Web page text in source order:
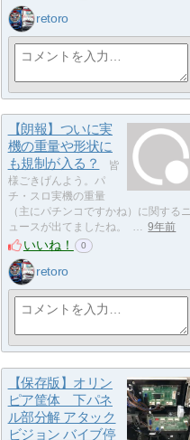
retoro
【朗報】ついに実
機の重量や形状に
も規制が入る？
皆
様ごきげんよう。パ
チ・スロ実機の重量
（主にパチンコですかね）に関するニ
ュースが出てましたね。 …
9年前
いいね！ 0
retoro
【保存版】オリン
ピア筐体 下パネ
ル部分解 アタック
ビジョン バイブ停